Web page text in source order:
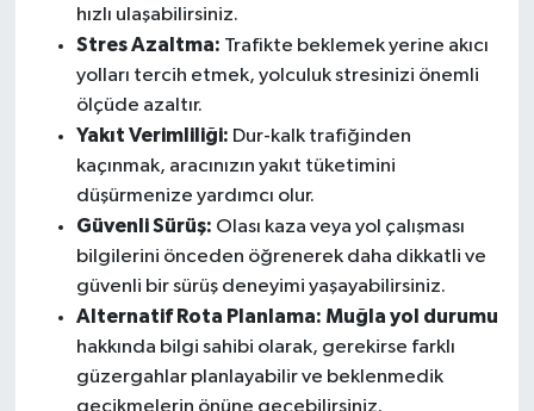
hızlı ulaşabilirsiniz.
Stres Azaltma: Trafikte beklemek yerine akıcı
yolları tercih etmek, yolculuk stresinizi önemli
ölçüde azaltır.
Yakıt Verimliliği: Dur-kalk trafiğinden
kaçınmak, aracınızın yakıt tüketimini
düşürmenize yardımcı olur.
Güvenli Sürüş: Olası kaza veya yol çalışması
bilgilerini önceden öğrenerek daha dikkatli ve
güvenli bir sürüş deneyimi yaşayabilirsiniz.
Alternatif Rota Planlama: Muğla yol durumu
hakkında bilgi sahibi olarak, gerekirse farklı
güzergahlar planlayabilir ve beklenmedik
gecikmelerin önüne geçebilirsiniz.